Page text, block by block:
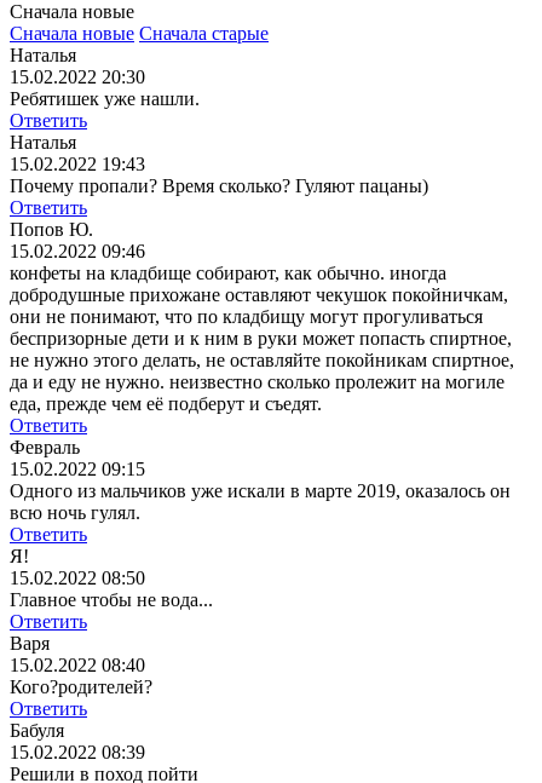
Сначала новые
Сначала новые Сначала старые
Наталья
15.02.2022 20:30
Ребятишек уже нашли.
Ответить
Наталья
15.02.2022 19:43
Почему пропали? Время сколько? Гуляют пацаны)
Ответить
Попов Ю.
15.02.2022 09:46
конфеты на кладбище собирают, как обычно. иногда
добродушные прихожане оставляют чекушок покойничкам,
они не понимают, что по кладбищу могут прогуливаться
беспризорные дети и к ним в руки может попасть спиртное,
не нужно этого делать, не оставляйте покойникам спиртное,
да и еду не нужно. неизвестно сколько пролежит на могиле
еда, прежде чем её подберут и съедят.
Ответить
Февраль
15.02.2022 09:15
Одного из мальчиков уже искали в марте 2019, оказалось он
всю ночь гулял.
Ответить
Я!
15.02.2022 08:50
Главное чтобы не вода...
Ответить
Варя
15.02.2022 08:40
Кого?родителей?
Ответить
Бабуля
15.02.2022 08:39
Решили в поход пойти